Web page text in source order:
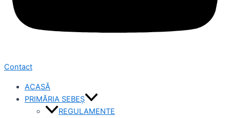
Contact
ACASĂ
PRIMĂRIA SEBEȘ
REGULAMENTE